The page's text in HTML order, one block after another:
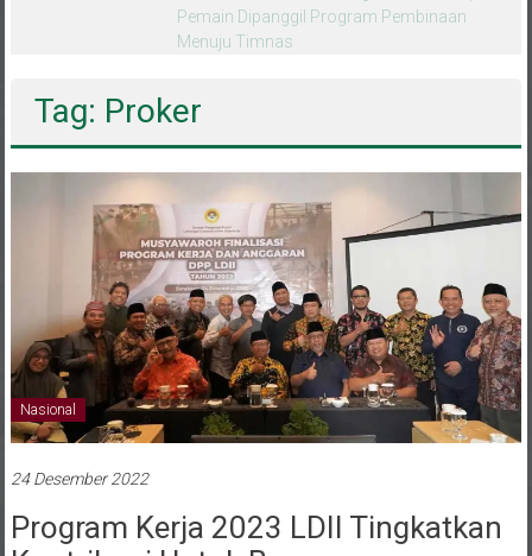
melalui CAI ke-47
Nasional
Kontribusi Untuk Bangsa